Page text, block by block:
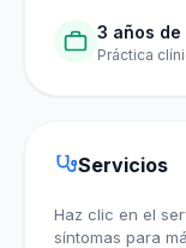
3 años
Práctica
Servicios
Haz clic en el
síntomas para